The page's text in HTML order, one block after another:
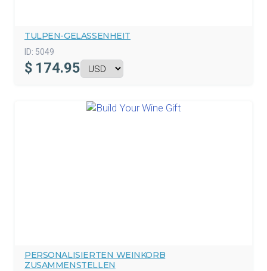
TULPEN-GELASSENHEIT
ID: 5049
$ 174.95
PERSONALISIERTEN WEINKORB
ZUSAMMENSTELLEN